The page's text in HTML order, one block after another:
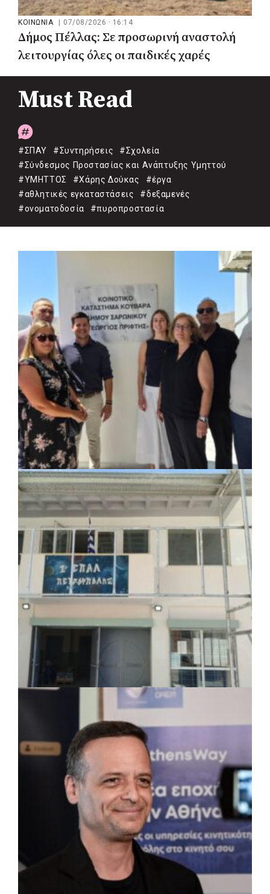
ΚΟΙΝΩΝΙΑ | 07/08/2026 · 16:14
Δήμος Πέλλας: Σε προσωρινή αναστολή
λειτουργίας όλες οι παιδικές χαρές
Must Read
#ΣΠΑΥ #Συντηρήσεις
#Σχολεία
#Σύνδεσμος Προστασίας και Ανάπτυξης Υμηττού
#ΥΜΗΤΤΟΣ
#Χάρης Δούκας
#έργα
#αθλητικές εγκαταστάσεις
#δεξαμενές
#ονοματοδοσία
#πυροπροστασία
ΚΟΙΝΩΝΙΑ | 07/08/2026 · 18:01
Το Δημοτικό Κατάστημα Κουβαρά φέρει
πλέον το όνομα «Γεώργιος Πρίφτης»
ΤΟΠΙΚΗ ΑΥΤΟΔΙΟΙΚΗΣΗ 07/08/2026 · 17:45
Δήμος Πετρούπολης: Εργασίες
συντήρησης σε σχολεία και αθλητικές
εγκαταστάσεις